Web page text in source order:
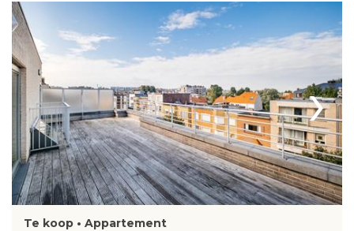
›
Te koop • Appartement